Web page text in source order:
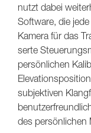
nutzt dabei
Software, die
Kamera für das
serte
persönlichen
subjektiven
des persönlichen